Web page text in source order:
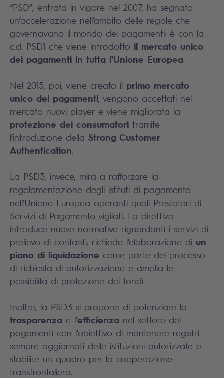
“PSD”, entrata in vigore nel 2007, ha segnato
un’accelerazione nell’ambito delle regole che
governavano il mondo dei pagamenti: è con la
c.d. PSD1 che viene introdotto il mercato unico
dei pagamenti in tutta l'Unione Europea.
Nel 2015, poi, viene creato il primo mercato
unico dei pagamenti, vengono accettati nel
mercato nuovi player e viene migliorata la
protezione dei consumatori tramite
l’introduzione della Strong Customer
Authentication.
La PSD3, invece, mira a rafforzare la
regolamentazione degli istituti di pagamento
nell’Unione Europea operanti quali Prestatori di
Servizi di Pagamento vigilati. La direttiva
introduce nuove normative riguardanti i servizi di
prelievo di contanti, richiede l'elaborazione di un
piano di liquidazione come parte del processo
di richiesta di autorizzazione e amplia le
possibilità di protezione dei fondi.
Inoltre, la PSD3 si propone di potenziare la
trasparenza e l'efficienza nel settore dei
pagamenti con l'obiettivo di mantenere registri
sempre aggiornati delle istituzioni autorizzate e
stabilire un quadro per la cooperazione
transfrontaliera.